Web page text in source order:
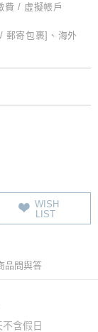
費 / 虛擬帳戶
郵寄包裹]、海外
WISH
LIST
品問與答
含假日